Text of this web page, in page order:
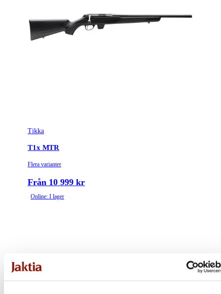
Tikka
T1x MTR
Flera varianter
Från 10 999 kr
Online: I lager